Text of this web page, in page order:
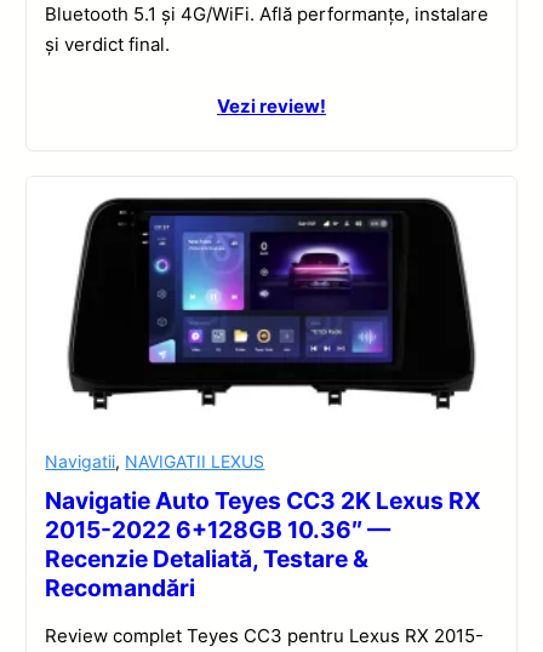
Bluetooth 5.1 și 4G/WiFi. Află performanțe, instalare
și verdict final.
Vezi review!
Navigatii, NAVIGATII LEXUS
Navigatie Auto Teyes CC3 2K Lexus RX
2015-2022 6+128GB 10.36″ —
Recenzie Detaliată, Testare &
Recomandări
Review complet Teyes CC3 pentru Lexus RX 2015-